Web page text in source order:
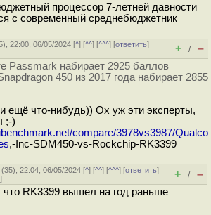
процессор 7-летней давности
с современный среднебюджетник
), 22:00, 06/05/2024 [^] [^^] [^^^] [ответить]
+ / –
Passmark набирает 2925 баллов
450 из 2017 года набирает 2855
ещё что-нибудь)) Ох уж эти эксперты,
;-)
compare/3978vs3987/Qualco
,-Inc-SDM450-vs-Rockchip-RK3399
(35), 22:04, 06/05/2024 [^] [^^] [^^^] [ответить]
] + / –
что RK3399 вышел на год раньше